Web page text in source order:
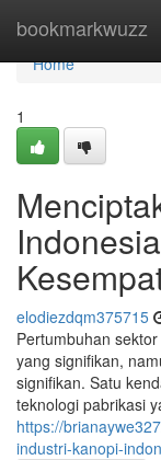
bookmarkwuzz
Home
Home
1
elodiezdqm375715
Pertumbuhan
yang signifikan,
signifikan. Satu
teknologi pabrikasi
https://
industri-kanopi-